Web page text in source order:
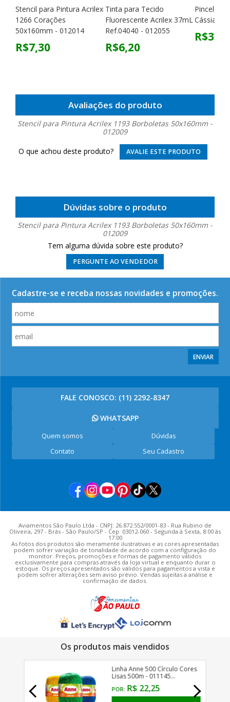
Stencil para Pintura Acrilex
1266 Corações
50x160mm - 012014
R$7,30
Tinta para Tecido
Fluorescente Acrilex 37mL
Ref.04040 - 012055
R$6,20
Pincel
Cássia -
R$3,75
Avaliações do produto
Stencil para Pintura Acrilex 1193 Borboletas 50x160mm -
012009
O que achou deste produto?
AVALIE ESTE PRODUTO
Dúvidas sobre o produto
Stencil para Pintura Acrilex 1193 Borboletas 50x160mm -
012009
Tem alguma dúvida sobre este produto?
PERGUNTE AO VENDEDOR
Cadastre-se e receba nossas novidades e promoções.
ENVIAR
FALE CONOSCO: (11) 2292-8347
WHATSAPP
Quem somos
Dúvidas
Contato
Seu Cadastro
Aviamentos São Paulo Ltda - CNPJ: 26.872.552/0001-83 - Rua Rubino de
Oliveira, 297 - Brás - São Paulo/SP - Cep: 03012-060 - Segunda à Sexta, 8:00 às
17:00
As fotos dos produtos são meramente ilustrativas e as cores apresentadas
podem sofrer variação de tonalidade de acordo com a configuração do
monitor. Preços, promoções e formas de pagamento válidos
exclusivamente para compras através da loja virtual e enquanto durar o
estoque. Os preços apresentados são válidos para pagamentos a vista e
podem sofrer alterações sem aviso prévio. Vendas sujeitas a análise e
confirmação de dados.